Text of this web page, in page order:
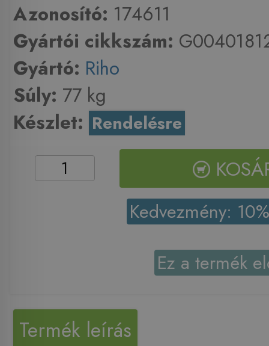
Azonosító: 174611
Gyártói cikkszám:
Gyártó: Riho
Súly: 77 kg
Készlet: Rendelésre
Kedvezmény:
Ez a termék
Termék leírás